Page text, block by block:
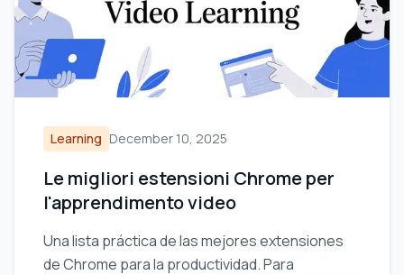
Learning December 10, 2025
Le migliori estensioni Chrome per
l'apprendimento video
Una lista práctica de las mejores extensiones
de Chrome para la productividad. Para